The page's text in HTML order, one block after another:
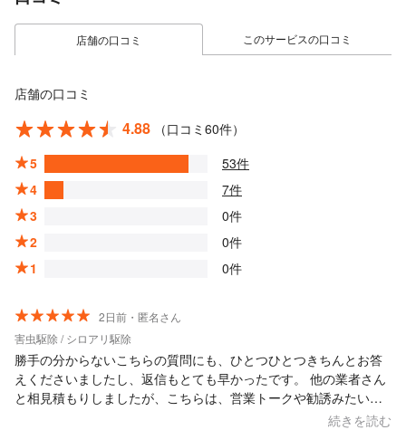
店舗の口コミ このサービスの口コミ
店舗の口コミ
4.88
（口コミ60件）
5
53件
4
7件
3
0件
2
0件
1
0件
2日前・匿名さん
害虫駆除 / シロアリ駆除
勝手の分からないこちらの質問にも、ひとつひとつきちんとお答
えくださいましたし、返信もとても早かったです。 他の業者さん
と相見積もりしましたが、こちらは、営業トークや勧誘みたいな
ものも一切無く、料金もとてもお安くやっていただけて、大変助
続きを読む